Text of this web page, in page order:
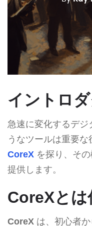
イントロ
急速に変化するデジ
うなツールは重要
CoreX を探り、そ
提供します。
CoreXとは
CoreX は、初心者